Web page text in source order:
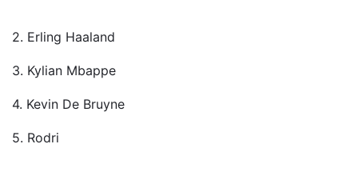
2. Erling Haaland
3. Kylian Mbappe
4. Kevin De Bruyne
5. Rodri